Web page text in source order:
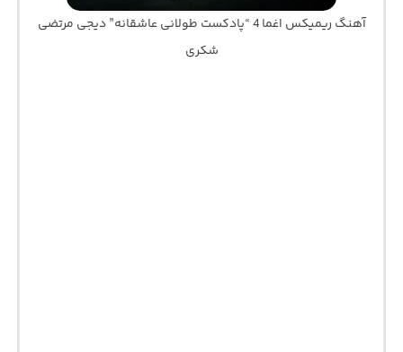
آهنگ ریمیکس اغما 4 “پادکست طولانی عاشقانه” دیجی مرتضی
شکری